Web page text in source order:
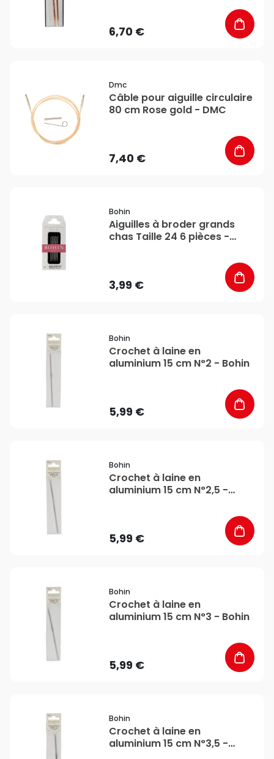
6,70 €
Dmc
Câble pour aiguille circulaire
80 cm Rose gold - DMC
7,40 €
Bohin
Aiguilles à broder grands
chas Taille 24 6 pièces -
3,99 €
Bohin
Crochet à laine en
aluminium 15 cm N°2 - Bohin
5,99 €
Bohin
Crochet à laine en
aluminium 15 cm N°2,5 -
5,99 €
Bohin
Crochet à laine en
aluminium 15 cm N°3 - Bohin
5,99 €
Bohin
Crochet à laine en
aluminium 15 cm N°3,5 -